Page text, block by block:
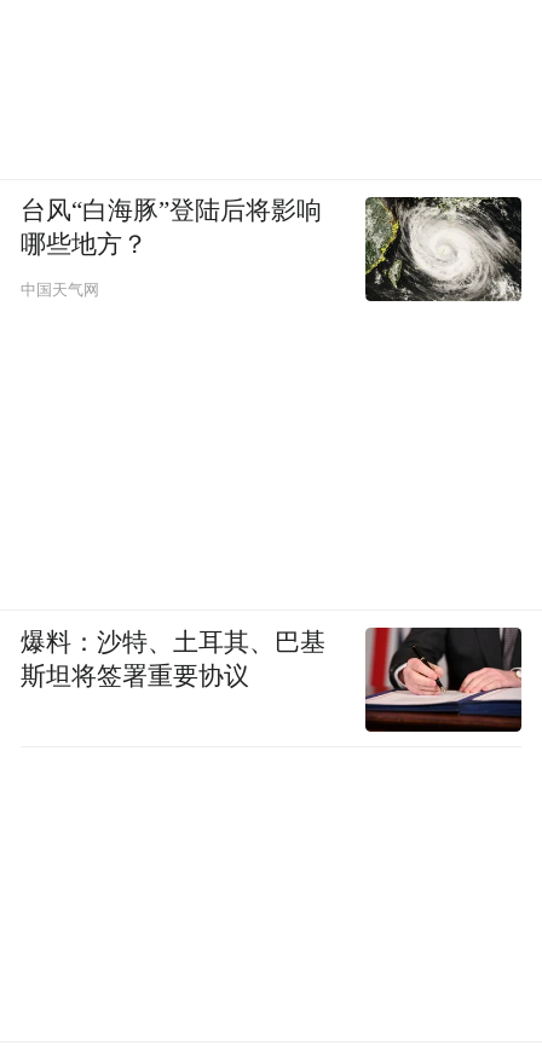
台风“白海豚”登陆后将影响
哪些地方？
中国天气网
爆料：沙特、土耳其、巴基
斯坦将签署重要协议